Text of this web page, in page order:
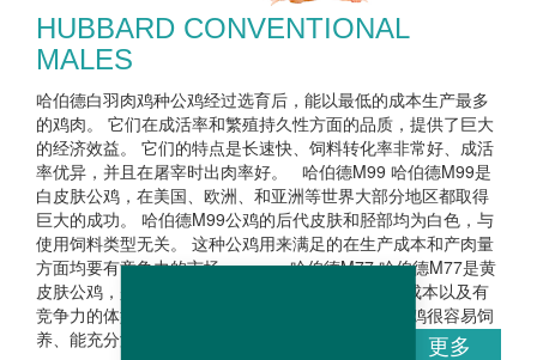
HUBBARD CONVENTIONAL
MALES
哈伯德白羽肉鸡种公鸡经过选育后，能以最低的成本生产最多
的鸡肉。 它们在成活率和繁殖持久性方面的品质，提供了巨大
的经济效益。 它们的特点是长速快、饲料转化率非常好、成活
率优异，并且在屠宰时出肉率好。 哈伯德M99 哈伯德M99是
白皮肤公鸡，在美国、欧洲、和亚洲等世界大部分地区都取得
巨大的成功。 哈伯德M99公鸡的后代皮肤和胫部均为白色，与
使用饲料类型无关。 这种公鸡用来满足的在生产成本和产肉量
方面均要有竞争力的市场。 哈伯德M77 哈伯德M77是黄
皮肤公鸡，是根据提供良好的繁殖性能、低的饲养成本以及有
竞争力的体型进行选育的。 最终结果是，黄皮肤公鸡很容易饲
养、能充分满足一些列不同出栏体重的市场需求。...
更多